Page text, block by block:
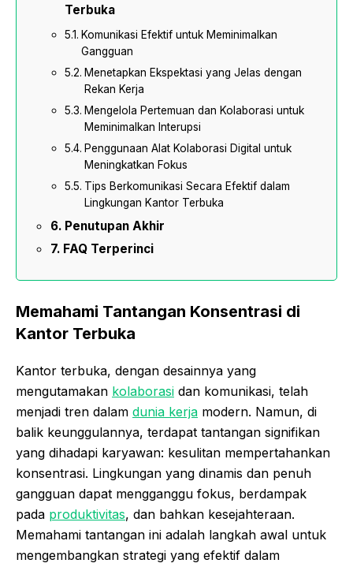
Terbuka
Komunikasi Efektif untuk Meminimalkan
Gangguan
Menetapkan Ekspektasi yang Jelas dengan
Rekan Kerja
Mengelola Pertemuan dan Kolaborasi untuk
Meminimalkan Interupsi
Penggunaan Alat Kolaborasi Digital untuk
Meningkatkan Fokus
Tips Berkomunikasi Secara Efektif dalam
Lingkungan Kantor Terbuka
Penutupan Akhir
FAQ Terperinci
Memahami Tantangan Konsentrasi di
Kantor Terbuka
Kantor terbuka, dengan desainnya yang
mengutamakan kolaborasi dan komunikasi, telah
menjadi tren dalam dunia kerja modern. Namun, di
balik keunggulannya, terdapat tantangan signifikan
yang dihadapi karyawan: kesulitan mempertahankan
konsentrasi. Lingkungan yang dinamis dan penuh
gangguan dapat mengganggu fokus, berdampak
pada produktivitas, dan bahkan kesejahteraan.
Memahami tantangan ini adalah langkah awal untuk
mengembangkan strategi yang efektif dalam